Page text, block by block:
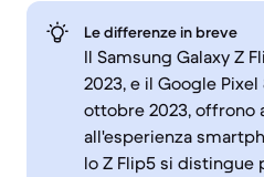
Le differenze in breve
Il Samsung Galaxy Z
2023, e il Google
ottobre 2023, offrono
all'esperienza
lo Z Flip5 si distingue